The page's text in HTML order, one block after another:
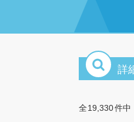
詳
全19,330件中